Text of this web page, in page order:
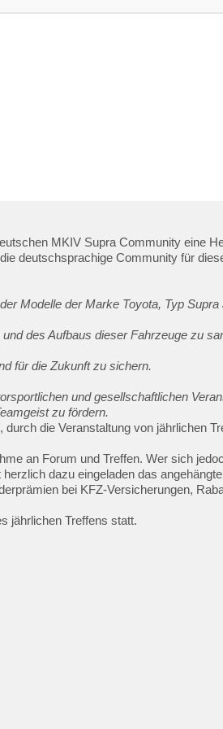
MKIV Supra Community eine
deutschsprachige Community für
Modelle der Marke Toyota, Typ
des Aufbaus dieser Fahrzeuge zu
für die Zukunft zu sichern.
und gesellschaftlichen
zu fördern.
die Veranstaltung von jährlichen
an Forum und Treffen. Wer sich
dazu eingeladen das
bei KFZ-Versicherungen,
jährlichen Treffens statt.